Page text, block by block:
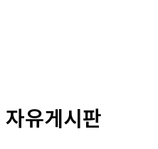
자유게시판